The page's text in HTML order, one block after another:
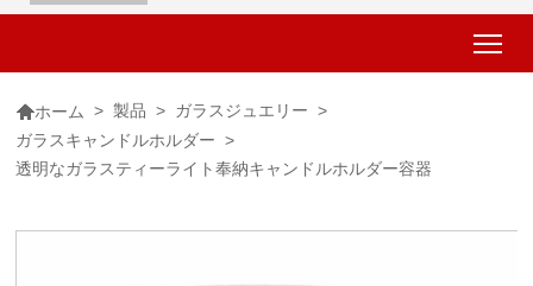
ホーム > 製品 > ガラスジュエリー >
ガラスキャンドルホルダー >
透明なガラスティーライト奉納キャンドルホルダー容器